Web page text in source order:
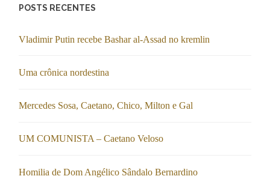
POSTS RECENTES
Vladimir Putin recebe Bashar al-Assad no kremlin
Uma crônica nordestina
Mercedes Sosa, Caetano, Chico, Milton e Gal
UM COMUNISTA – Caetano Veloso
Homilia de Dom Angélico Sândalo Bernardino